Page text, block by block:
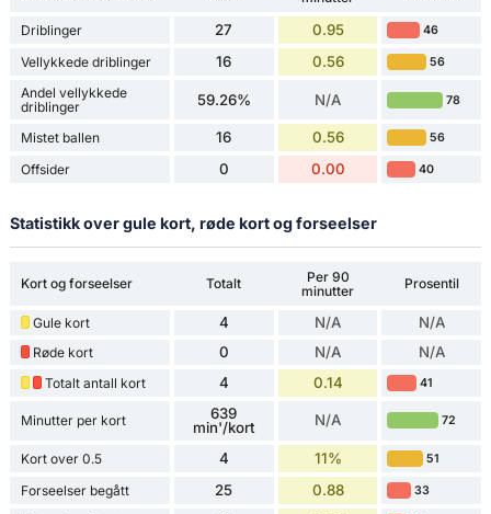
Driblinger 27 0.95 46
Vellykkede driblinger 16 0.56 56
Andel vellykkede
driblinger
59.26% N/A 78
Mistet ballen 16 0.56 56
Offsider 0 0.00 40
Statistikk over gule kort, røde kort og forseelser
Kort og forseelser Totalt
Per 90
minutter
Prosentil
Gule kort 4 N/A N/A
Røde kort 0 N/A N/A
Totalt antall kort 4 0.14 41
Minutter per kort
639
min'/kort
N/A 72
Kort over 0.5 4 11% 51
Forseelser begått 25 0.88 33